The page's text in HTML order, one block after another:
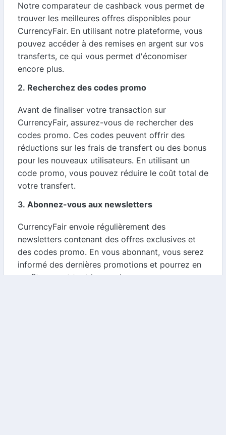
Notre comparateur de cashback vous permet de
trouver les meilleures offres disponibles pour
CurrencyFair. En utilisant notre plateforme, vous
pouvez accéder à des remises en argent sur vos
transferts, ce qui vous permet d'économiser
encore plus.
2. Recherchez des codes promo
Avant de finaliser votre transaction sur
CurrencyFair, assurez-vous de rechercher des
codes promo. Ces codes peuvent offrir des
réductions sur les frais de transfert ou des bonus
pour les nouveaux utilisateurs. En utilisant un
code promo, vous pouvez réduire le coût total de
votre transfert.
3. Abonnez-vous aux newsletters
CurrencyFair envoie régulièrement des
newsletters contenant des offres exclusives et
des codes promo. En vous abonnant, vous serez
informé des dernières promotions et pourrez en
profiter avant tout le monde.